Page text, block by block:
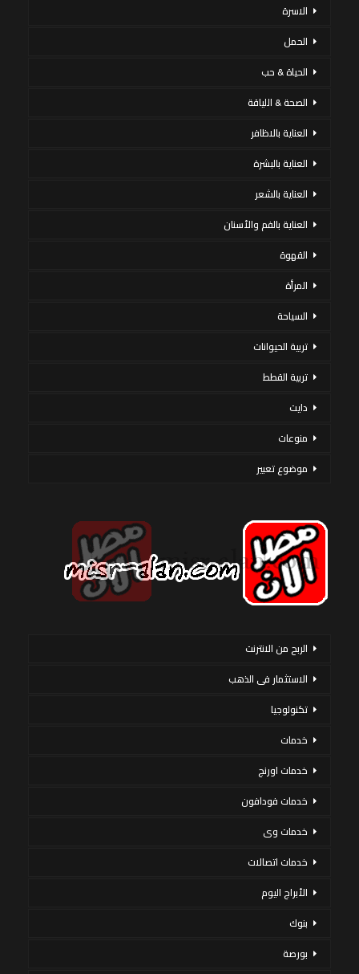
الاسرة
الحمل
الحياة & حب
الصحة & اللياقة
العناية بالاظافر
العناية بالبشرة
العناية بالشعر
العناية بالفم والأسنان
القهوة
المرأة
السياحة
تربية الحيوانات
تربية القطط
دايت
منوعات
موضوع تعبير
الربح من الانترنت
الاستثمار فى الذهب
تكنولوجيا
خدمات
خدمات اورنج
خدمات فودافون
خدمات وى
خدمات اتصالات
الأبراج اليوم
بنوك
بورصة